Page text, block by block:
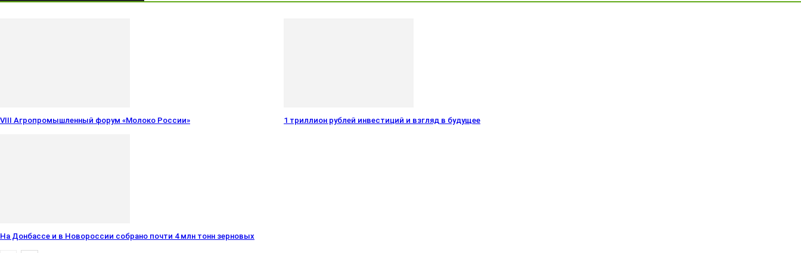
VIII Агропромышленный форум «Молоко России» 1 триллион рублей инвестиций и взгляд в будущее
На Донбассе и в Новороссии собрано почти 4 млн тонн зерновых